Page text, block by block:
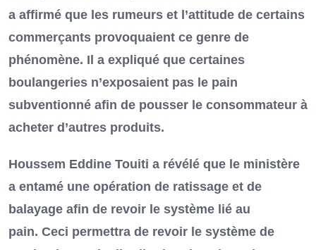
a affirmé que les rumeurs et l’attitude de certains
commerçants provoquaient ce genre de
phénomène. Il a expliqué que certaines
boulangeries n’exposaient pas le pain
subventionné afin de pousser le consommateur à
acheter d’autres produits.
Houssem Eddine Touiti a révélé que le ministère
a entamé une opération de ratissage et de
balayage afin de revoir le système lié au
pain. Ceci permettra de revoir le système de